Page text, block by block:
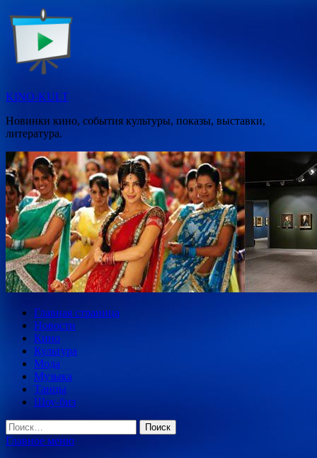
Перейти
к
содержимому
KINO-KULT
Новинки кино, события культуры, показы, выставки,
литература.
Главная страница
Новости
Кино
Культура
Мода
Музыка
Танцы
Шоу-биз
Найти:
Главное меню